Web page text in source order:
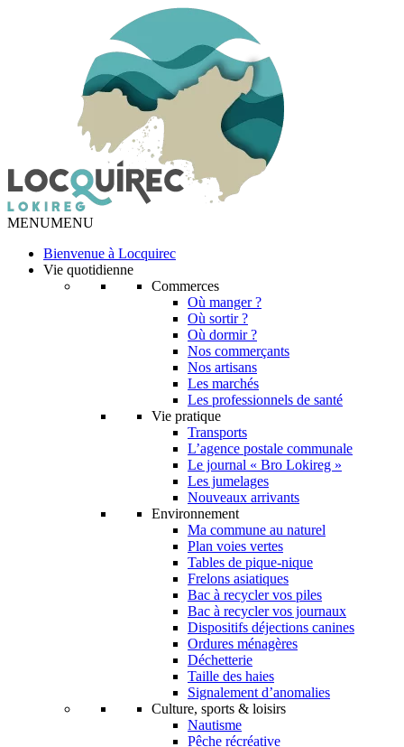
MENUMENU
Bienvenue à Locquirec
Vie quotidienne
Commerces
Où manger ?
Où sortir ?
Où dormir ?
Nos commerçants
Nos artisans
Les marchés
Les professionnels de santé
Vie pratique
Transports
L’agence postale communale
Le journal « Bro Lokireg »
Les jumelages
Nouveaux arrivants
Environnement
Ma commune au naturel
Plan voies vertes
Tables de pique-nique
Frelons asiatiques
Bac à recycler vos piles
Bac à recycler vos journaux
Dispositifs déjections canines
Ordures ménagères
Déchetterie
Taille des haies
Signalement d’anomalies
Culture, sports & loisirs
Nautisme
Pêche récréative